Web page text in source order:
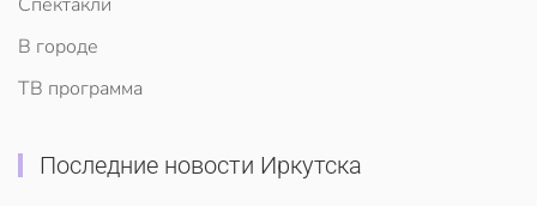
В городе
ТВ программа
Последние новости Иркутска